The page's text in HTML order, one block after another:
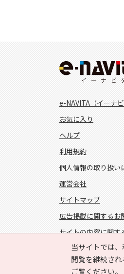
当サイトでは
閲覧を継続さ
ご覧ください。
e-NAVITA（イーナ
お気に入り
ヘルプ
利用規約
個人情報の取り扱い
運営会社
サイトマップ
広告掲載に関するお
サイトの内容に関す
FOLLOW US!